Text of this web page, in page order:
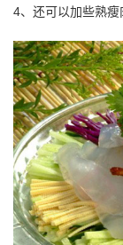
4、还可以加些熟瘦